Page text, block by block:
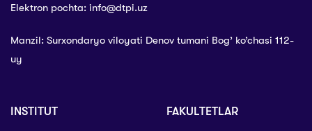
Elektron pochta: info@dtpi.uz
Manzil: Surxondaryo viloyati Denov tumani Bog’ ko’chasi 112-
uy
INSTITUT FAKULTETLAR